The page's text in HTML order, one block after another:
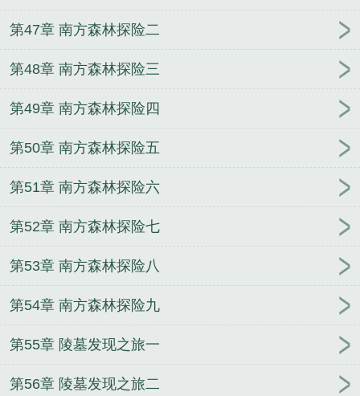
第47章 南方森林探险二
第48章 南方森林探险三
第49章 南方森林探险四
第50章 南方森林探险五
第51章 南方森林探险六
第52章 南方森林探险七
第53章 南方森林探险八
第54章 南方森林探险九
第55章 陵墓发现之旅一
第56章 陵墓发现之旅二